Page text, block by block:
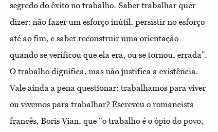
segredo do êxito no trabalho. Saber trabalhar quer
dizer: não fazer um esforço inútil, persistir no esforço
até ao fim, e saber reconstruir uma orientação
quando se verificou que ela era, ou se tornou, errada”.
O trabalho dignifica, mas não justifica a existência.
Vale ainda a pena questionar: trabalhamos para viver
ou vivemos para trabalhar? Escreveu o romancista
francês, Boris Vian, que “o trabalho é o ópio do povo,